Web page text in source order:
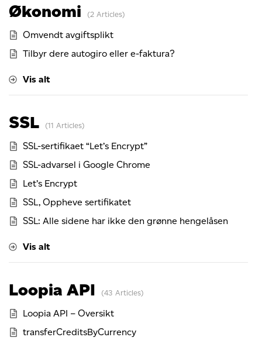
Økonomi 2 Articles
Omvendt avgiftsplikt
Tilbyr dere autogiro eller e-faktura?
Vis alt
SSL 11 Articles
SSL-sertifikaet “Let’s Encrypt”
SSL-advarsel i Google Chrome
Let’s Encrypt
SSL, Oppheve sertifikatet
SSL: Alle sidene har ikke den grønne hengelåsen
Vis alt
Loopia API 43 Articles
Loopia API – Oversikt
transferCreditsByCurrency